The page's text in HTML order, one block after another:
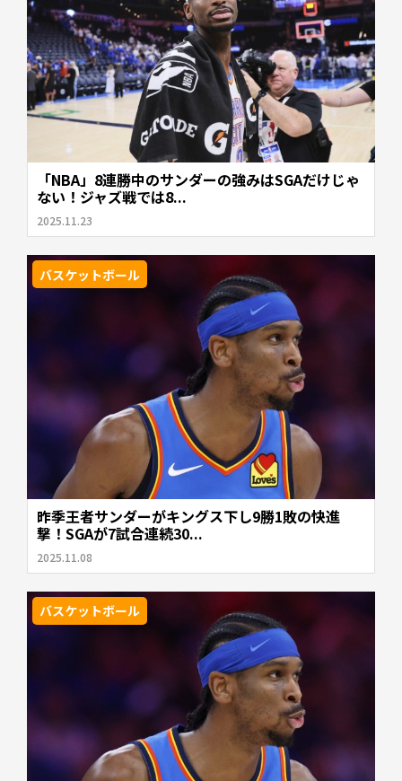
「NBA」8連勝中のサンダーの強みはSGAだけじゃ
ない！ジャズ戦では8...
2025.11.23
バスケットボール
昨季王者サンダーがキングス下し9勝1敗の快進
撃！SGAが7試合連続30...
2025.11.08
バスケットボール